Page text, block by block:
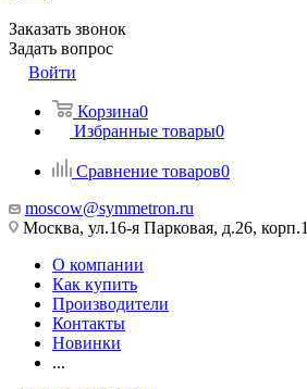
Заказать звонок
Задать вопрос
Войти
Корзина0
Избранные товары0
Сравнение товаров0
moscow@symmetron.ru
Москва, ул.16-я Парковая, д.26, корп.1
О компании
Как купить
Производители
Контакты
Новинки
...